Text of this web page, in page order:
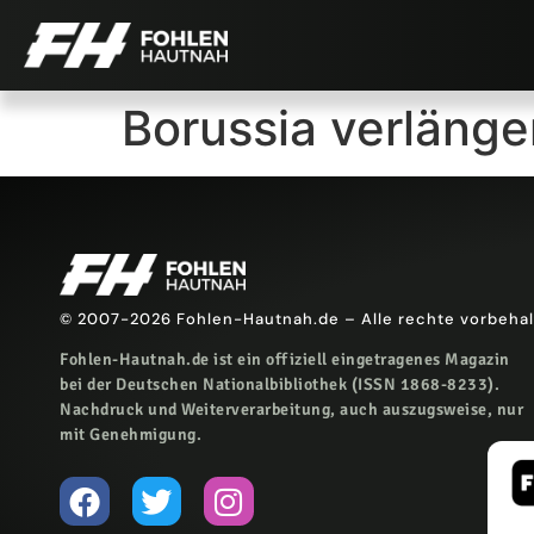
Borussia
© 2007-2026 Fohlen-Hautnah.de – Alle rechte
Fohlen-Hautnah.de ist ein offiziell eingetragenes Magazin
bei der Deutschen Nationalbibliothek (ISSN 1868-8233).
Nachdruck und Weiterverarbeitung, auch auszugsweise, nur
mit Genehmigung.